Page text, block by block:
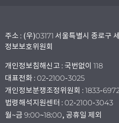
주소 : (우)03171 서울특별시 종로구
정보보호위원회
개인정보침해신고 : 국번없이 118
대표전화 : 02-2100-3025
개인정보분쟁조정위원회 : 1833-
법령해석지원센터 : 02-2100-3043
월~금 9:00~18:00, 공휴일 제외